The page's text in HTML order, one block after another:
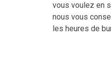
vous voulez en
nous vous
les heures de